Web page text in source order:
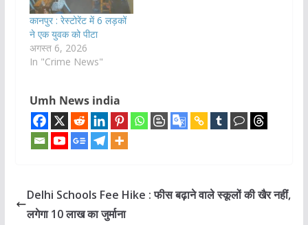
कानपुर : रेस्टोरेंट में 6 लड़कों
ने एक युवक को पीटा
अगस्त 6, 2026
In "Crime News"
Umh News india
Delhi Schools Fee Hike : फीस बढ़ाने वाले स्‍कूलों की खैर नहीं,
लगेगा 10 लाख का जुर्माना